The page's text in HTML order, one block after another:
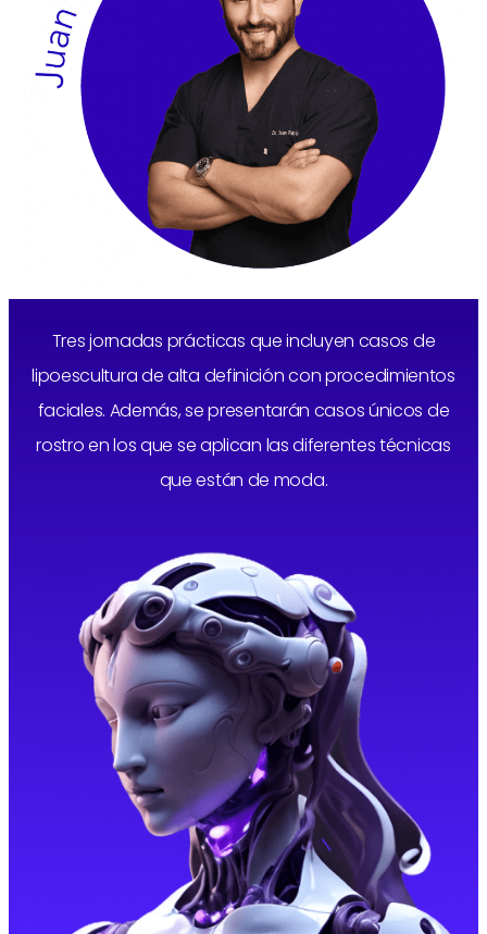
Tres jornadas prácticas que incluyen casos de
lipoescultura de alta definición con procedimientos
faciales. Además, se presentarán casos únicos de
rostro en los que se aplican las diferentes técnicas
que están de moda.